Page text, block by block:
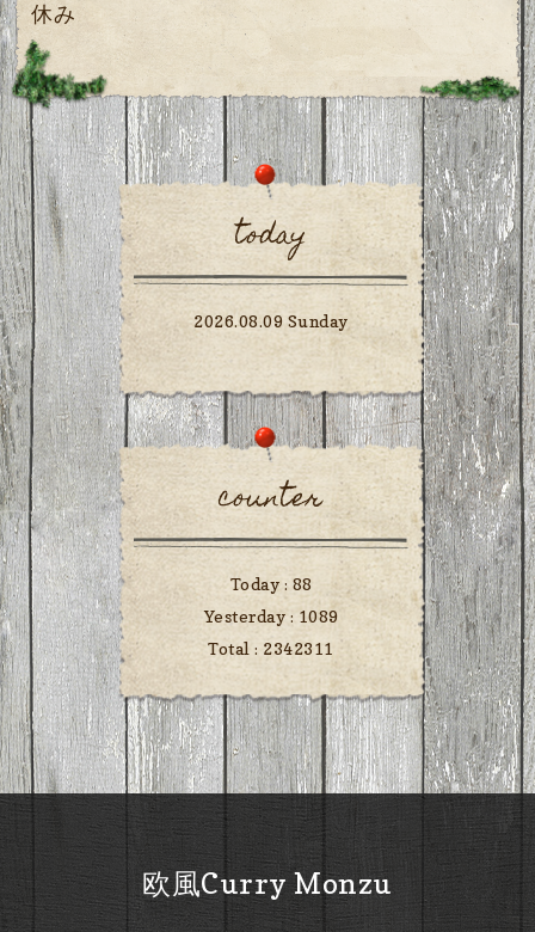
休み
today
2026.08.09 Sunday
counter
Today : 88
Yesterday : 1089
Total : 2342311
欧風Curry Monzu